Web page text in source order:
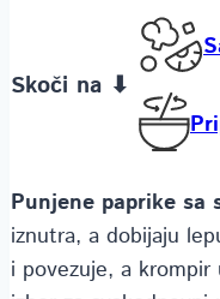
Skoči na ⬇
Punjene paprike sa
iznutra, a dobijaju
i povezuje, a krompir